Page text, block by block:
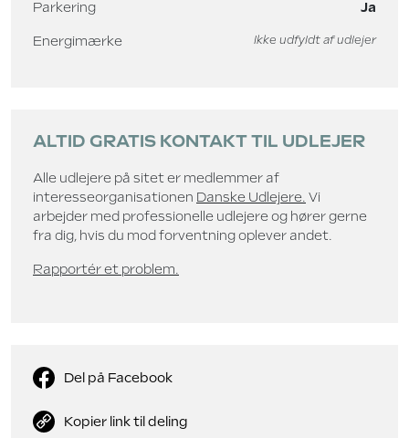
Parkering Ja
Energimærke Ikke udfyldt af udlejer
ALTID GRATIS KONTAKT TIL UDLEJER
Alle udlejere på sitet er medlemmer af
interesseorganisationen Danske Udlejere. Vi
arbejder med professionelle udlejere og hører gerne
fra dig, hvis du mod forventning oplever andet.
Rapportér et problem.
Del på Facebook
Kopier link til deling